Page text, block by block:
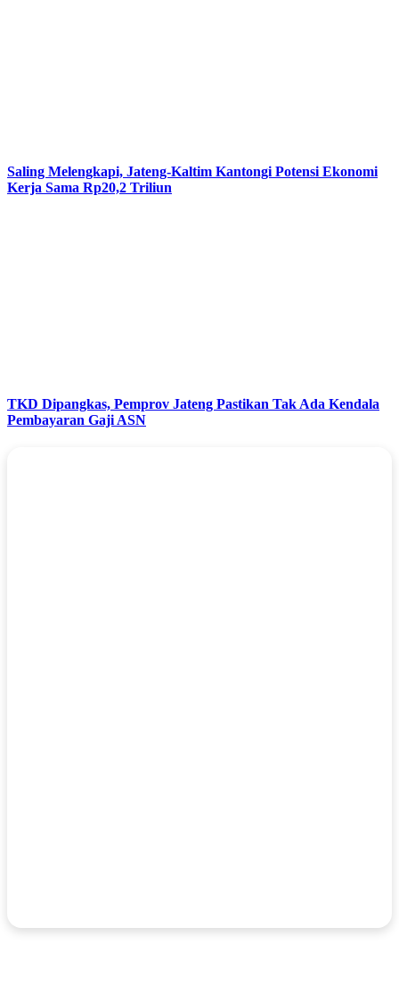
Saling Melengkapi, Jateng-Kaltim Kantongi Potensi Ekonomi
Kerja Sama Rp20,2 Triliun
TKD Dipangkas, Pemprov Jateng Pastikan Tak Ada Kendala
Pembayaran Gaji ASN